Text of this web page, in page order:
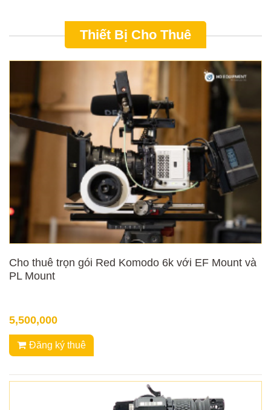
Thiết Bị Cho Thuê
Cho thuê trọn gói Red Komodo 6k với EF Mount và
PL Mount
5,500,000
Đăng ký thuê